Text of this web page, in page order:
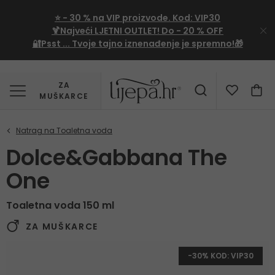
⭐ - 30 % na VIP proizvode. Kod: VIP30
🍹Najveći LJETNI OUTLET! Do - 20 % OFF
🔐Psst ... Tvoje tajno iznenađenje je spremno!🎁
ZA
MUŠKARCE
Dolce&Gabbana The
One
Toaletna voda 150 ml
ZA MUŠKARCE
-30% KOD: VIP30